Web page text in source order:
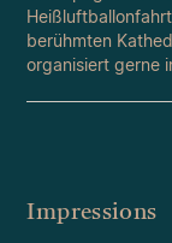
berühmten
organisiert gerne
Impressions